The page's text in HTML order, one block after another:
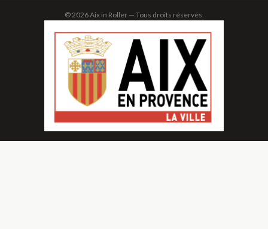
© 2026 Aix in Roller — Tous droits réservés.